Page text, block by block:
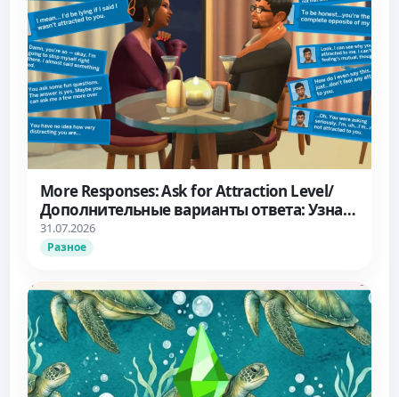
More Responses: Ask for Attraction Level/
Дополнительные варианты ответа: Узнать
об уровне влечения
31.07.2026
Разное